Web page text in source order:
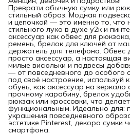
Преврати обычную сумку или
стильный образ. Модная
и цепочкой — это именно то, что
стильного лука в духе у2к и
аксессуар как обвес для
ремень, брелок для ключей от
держатель для телефона. Обвес
просто аксессуар, а настоящая
милые висюльки и подвесы
— от повседневного до особого
под своё настроение, используй
обувь, как аксессуар на зеркало
прочному карабину, брелок
рюкзак или кроссовки, что
функциональным. Идеально для:
украшения повседневного
эстетике Pinterest, декора сумки
смартфона.